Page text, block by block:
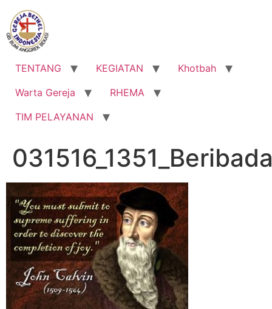
Lewati
konten
TENTANG KEGIATAN
Khotbah
Warta Gereja
RHEMA
TIM PELAYANAN